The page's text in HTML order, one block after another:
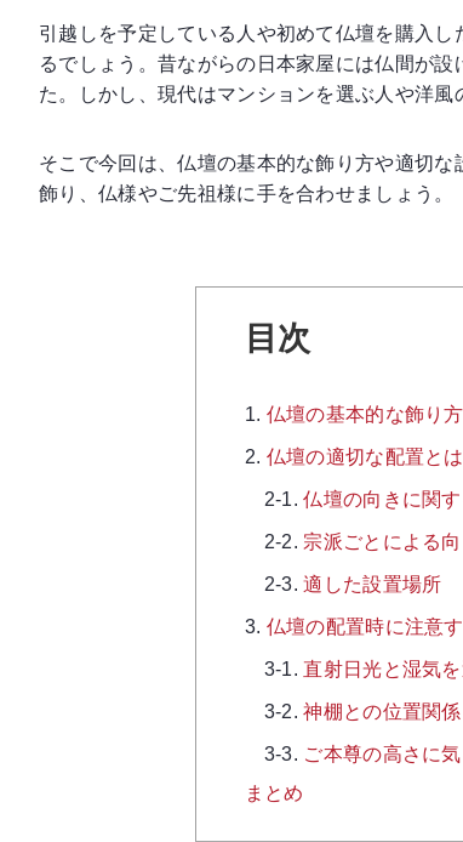
引越しを予定している人や初めて仏壇を購入
るでしょう。昔ながらの日本家屋には仏間が
た。しかし、現代はマンションを選ぶ人や洋
そこで今回は、仏壇の基本的な飾り方や適切
飾り、仏様やご先祖様に手を合わせましょう。
目次
仏壇の基本的な飾り方
仏壇の適切な配置とは
仏壇の向きに関
宗派ごとによる
適した設置場所
仏壇の配置時に注意
直射日光と湿気
神棚との位置関
ご本尊の高さに
まとめ